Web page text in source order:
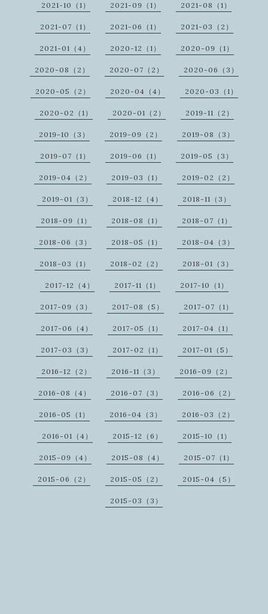
2021-10（1） 2021-09（1） 2021-08（1）
2021-07（1） 2021-06（1） 2021-03（2）
2021-01（4） 2020-12（1） 2020-09（1）
2020-08（2） 2020-07（2） 2020-06（3）
2020-05（2） 2020-04（4） 2020-03（1）
2020-02（1） 2020-01（2） 2019-11（2）
2019-10（3） 2019-09（2） 2019-08（3）
2019-07（1） 2019-06（1） 2019-05（3）
2019-04（2） 2019-03（1） 2019-02（2）
2019-01（3） 2018-12（4） 2018-11（3）
2018-09（1） 2018-08（1） 2018-07（1）
2018-06（3） 2018-05（1） 2018-04（3）
2018-03（1） 2018-02（2） 2018-01（3）
2017-12（4） 2017-11（1） 2017-10（1）
2017-09（3） 2017-08（5） 2017-07（1）
2017-06（4） 2017-05（1） 2017-04（1）
2017-03（3） 2017-02（1） 2017-01（5）
2016-12（2） 2016-11（3） 2016-09（2）
2016-08（4） 2016-07（3） 2016-06（2）
2016-05（1） 2016-04（3） 2016-03（2）
2016-01（4） 2015-12（6） 2015-10（1）
2015-09（4） 2015-08（4） 2015-07（1）
2015-06（2） 2015-05（2） 2015-04（5）
2015-03（3）